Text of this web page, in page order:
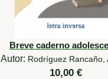
Breve caderno
Autor: Rodríguez Rancaño,
10,00 €